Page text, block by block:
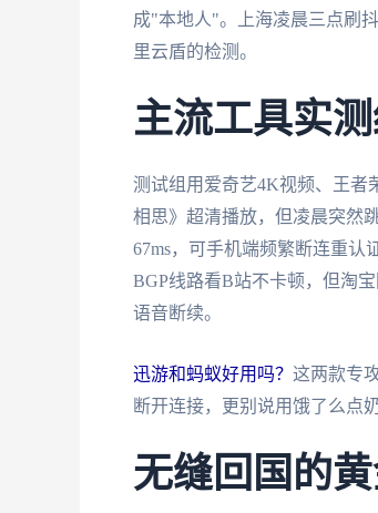
成"本地人"。上海凌晨三点刷
里云盾的检测。
主流工具实
测试组用爱奇艺4K视频、王者
相思》超清播放，但凌晨突然
67ms，可手机端频繁断连重认
BGP线路看B站不卡顿，但淘
语音断续。
迅游和蚂蚁好用吗？ 这两款专
断开连接，更别说用饿了么点
无缝回国的